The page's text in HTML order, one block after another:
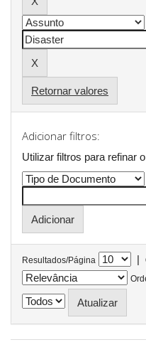
Retornar valores
Adicionar filtros:
Utilizar filtros para refinar
Resultados/Página |